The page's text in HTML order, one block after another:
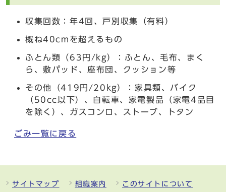
収集回数：年4回、戸別収集（有料）
概ね40cmを超えるもの
ふとん類（63円/kg）：ふとん、毛布、まく
ら、敷パッド、座布団、クッション等
その他（419円/20kg）：家具類、バイク
（50cc以下）、自転車、家電製品（家電4品目
を除く）、ガスコンロ、ストーブ、トタン
ごみ一覧に戻る
サイトマップ 組織案内 このサイトについて